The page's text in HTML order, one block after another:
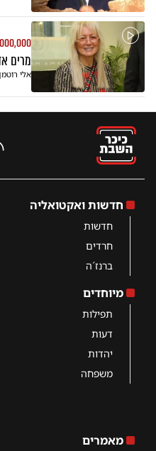
מרים
אלי
חדשות ואקטואליה
חדשות
חרדים
ברנז´ה
מיוחדים
תפילות
דעות
יהדות
משפחה
מאמרים